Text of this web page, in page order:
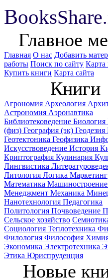
BooksShare
Главное
Главная О нас Добавить
работы Поиск по сайту Карта
Купить книги Карта сайта
Книги
Агрономия Археология
Астрономия Аэронавтика
Библиотековедение Биология
(физ) География (эк) Геодезия
Геотектоника Геофизика
Искусствоведение История
Криптография Кулинария
Лингвистика
Литология Логика Маркетинг
Математика Машиностроение
Менеджмент Механика
Нанотехнология Педагогика
Политология Почвоведение
Сельское хозяйство
Социология Теплотехника
Филология Философия
Экономика Электротехника
Этика Юриспруденция
Новые